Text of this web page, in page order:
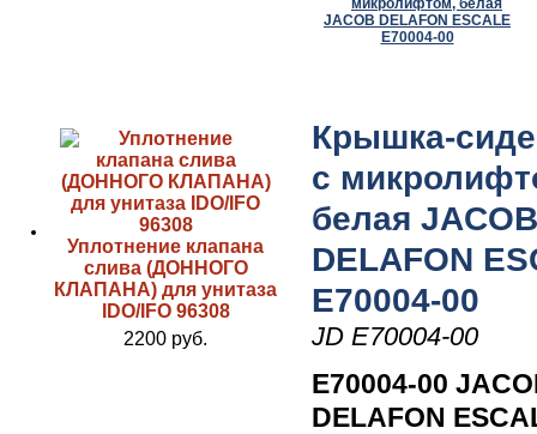
Уплотнение клапана
слива (ДОННОГО
КЛАПАНА) для унитаза
IDO/IFO 96308
2200 руб.
Крышка-
с
белая JACOB
DELAFON
E70004-00
JD E70004-00
E70004-00
DELAFON